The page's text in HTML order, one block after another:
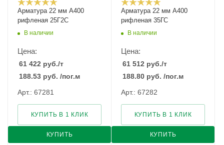
Арматура 22 мм А400
рифленая 25Г2С
В наличии
Цена:
61 422 руб./т
188.53 руб. /пог.м
Арт.: 67281
КУПИТЬ
КУПИТЬ В 1 КЛИК
Арматура 22 мм А400
рифленая 35ГС
В наличии
Цена:
61 512 руб./т
188.80 руб. /пог.м
Арт.: 67282
КУПИТЬ
КУПИТЬ В 1 КЛИК